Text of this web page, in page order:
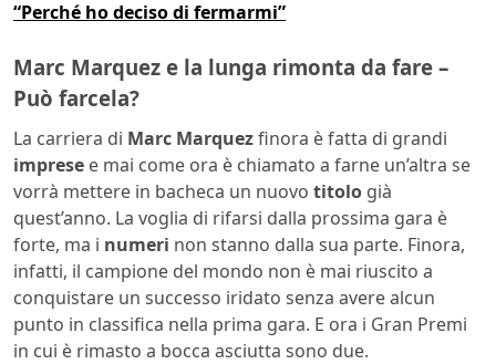
“Perché ho deciso di fermarmi”
Marc Marquez e la lunga rimonta da fare –
Può farcela?
La carriera di Marc Marquezfinora è fatta di grandi
imprese e mai come ora è chiamato a farne un’altra se
vorrà mettere in bacheca un nuovo titolo già
quest’anno. La voglia di rifarsi dalla prossima gara è
forte, ma i numeri non stanno dalla sua parte. Finora,
infatti, il campione del mondo non è mai riuscito a
conquistare un successo iridato senza avere alcun
punto in classifica nella prima gara. E ora i Gran Premi
in cui è rimasto a bocca asciutta sono due.